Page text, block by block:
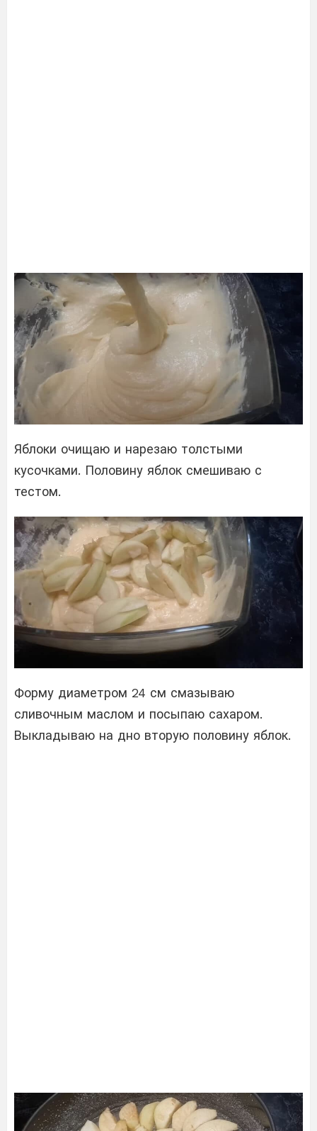
Яблоки очищаю и нарезаю толстыми
кусочками. Половину яблок смешиваю с
тестом.
Форму диаметром 24 см смазываю
сливочным маслом и посыпаю сахаром.
Выкладываю на дно вторую половину яблок.